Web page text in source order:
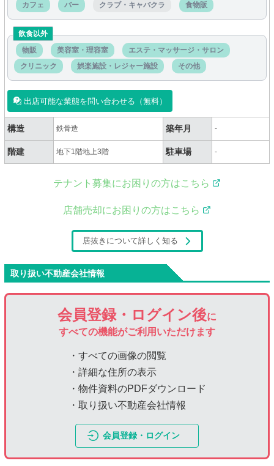
カフェ
バー クラブ・キャバクラ 食物販
飲食以外
物販
美容室・理容室
エステ・マッサージ・サロン
クリニック
娯楽施設・レジャー施設 その他
出店可能な業態を問い合わせる（無料）
構造 鉄骨造 築年月 -
階建 地下1階地上3階 駐車場 -
テナント募集にお困りの方はこちら
店舗売却にお困りの方はこちら
居抜きについて詳しく知る
取り扱い不動産会社情報
会員登録・ログイン後に
すべての機能がご利用いただけます
・すべての画像の閲覧
・詳細な住所の表示
・物件資料のPDFダウンロード
・取り扱い不動産会社情報
会員登録・ログイン